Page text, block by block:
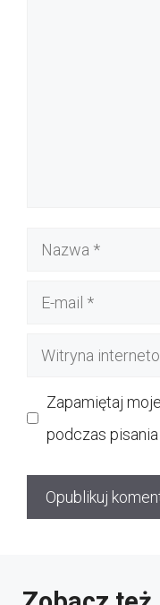
Nazwa
Witryna
Zapamiętaj
podczas